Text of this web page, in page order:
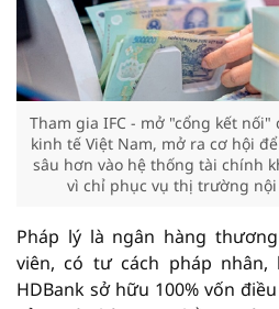
Tham gia IFC - mở "cổng kết
kinh tế Việt Nam, mở ra cơ hội
sâu hơn vào hệ thống tài chính
vì chỉ phục vụ thị trường
Pháp lý là ngân hàng
viên, có tư cách pháp
HDBank sở hữu 100% vốn